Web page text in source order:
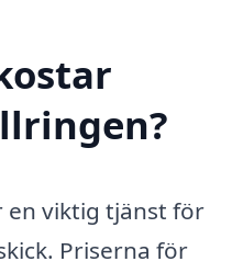
en viktig tjänst för
Priserna för